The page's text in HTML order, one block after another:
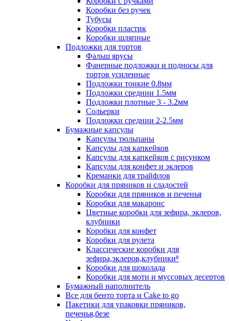
Коробки без ручек
Тубусы
Коробки пластик
Коробки шляпные
Подложки для тортов
Фальш ярусы
Фанерные подложки и подносы для
тортов усиленные
Подложки тонкие 0.8мм
Подложки среднии 1.5мм
Подложки плотные 3 - 3.2мм
Сольерки
Подложки среднии 2-2.5мм
Бумажные капсулы
Капсулы тюльпаны
Капсулы для капкейков
Капсулы для капкейков с рисунком
Капсулы для конфет и эклеров
Креманки для трайфлов
Коробки для пряников и сладостей
Коробки для пряников и печенья
Коробки для макаронс
Цветные коробки для зефира, эклеров,
клубники
Коробки для конфет
Коробки для рулета
Классические коробки для
зефира,эклеров,клубники⁸
Коробки для шоколада
Коробки для моти и муссовых десертов
Бумажный наполнитель
Все для бенто торта и Cake to go
Пакетики для упаковки пряников,
печенья,безе